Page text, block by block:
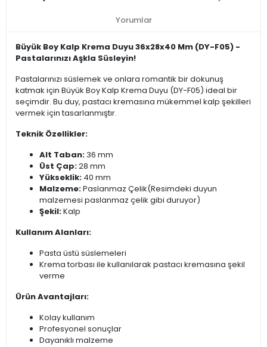
Yorumlar
Büyük Boy Kalp Krema Duyu 36x28x40 Mm (DY-F05) -
Pastalarınızı Aşkla Süsleyin!
Pastalarınızı süslemek ve onlara romantik bir dokunuş
katmak için Büyük Boy Kalp Krema Duyu (DY-F05) ideal bir
seçimdir. Bu duy, pastacı kremasına mükemmel kalp şekilleri
vermek için tasarlanmıştır.
Teknik Özellikler:
Alt Taban:36 mm
Üst Çap:28 mm
Yükseklik: 40 mm
Malzeme:Paslanmaz Çelik(Resimdeki duyun
malzemesi paslanmaz çelik gibi duruyor)
Şekil:Kalp
Kullanım Alanları:
Pasta üstü süslemeleri
Krema torbası ile kullanılarak pastacı kremasına şekil
verme
Ürün Avantajları:
Kolay kullanım
Profesyonel sonuçlar
Dayanıklı malzeme